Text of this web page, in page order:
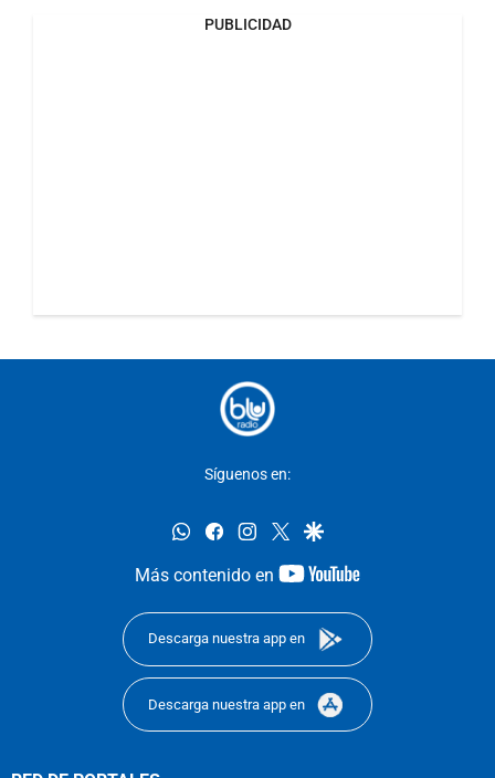
PUBLICIDAD
Síguenos en:
whatsappfacebookinstagram
twittergoogle
Más contenido en
youtube-
Descarga nuestra app en
Descarga nuestra app en